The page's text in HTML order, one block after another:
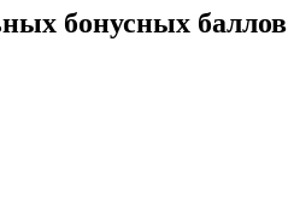
бонусных баллов